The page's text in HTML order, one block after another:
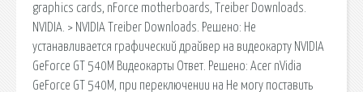
graphics cards, nForce motherboards, Treiber Downloads.
NVIDIA. > NVIDIA Treiber Downloads. Решено: Не
устанавливается графический драйвер на видеокарту NVIDIA
GeForce GT 540M Видеокарты Ответ. Решено: Acer nVidia
GeForce GT 540M, при переключении на Не могу поставить